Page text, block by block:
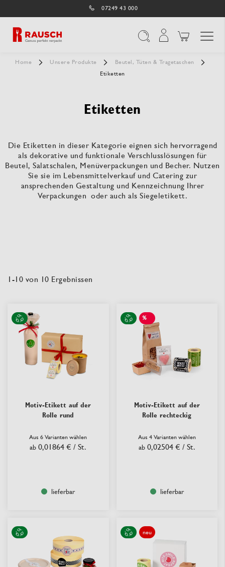
07249 43 000
Home Unsere Produkte
Beutel, Tüten & Tragetaschen
Etiketten
Etiketten
Die Etiketten in dieser Kategorie eignen sich hervorragend
als dekorative und funktionale Verschlusslösungen für
Beutel, Salatschalen, Menüverpackungen und Becher. Nutzen
Sie sie im Lebensmittelverkauf und Catering zur
ansprechenden Gestaltung und Kennzeichnung Ihrer
Verpackungen oder auch als Siegeletikett.
1 -10 von 10 Ergebnissen
Motiv-Etikett auf der
Rolle rund
Aus 6 Varianten wählen
ab 0,01864 € / St.
lieferbar
%
SALE
Motiv-Etikett auf der
Rolle rechteckig
Aus 4 Varianten wählen
ab 0,02504 € / St.
lieferbar
neu